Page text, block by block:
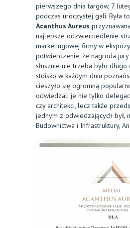
pierwszego dnia targów, 7
podczas uroczystej gali. Była
Acanthus Aureus
najlepsze odzwierciedlenie
marketingowej firmy w
potwierdzenie, że nagroda jury
słusznie nie trzeba było długo
stoisko w każdym dniu
cieszyło się ogromną
odwiedzali je nie tylko
czy architekci, lecz także
jednym z odwiedzających był,
Budownictwa i Infrastruktury,